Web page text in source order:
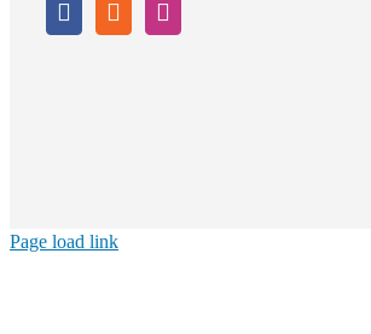
Page load link